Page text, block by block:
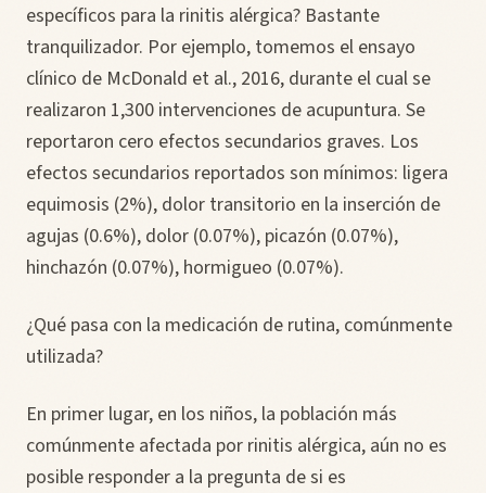
específicos para la rinitis alérgica? Bastante
tranquilizador. Por ejemplo, tomemos el ensayo
clínico de McDonald et al., 2016, durante el cual se
realizaron 1,300 intervenciones de acupuntura. Se
reportaron cero efectos secundarios graves. Los
efectos secundarios reportados son mínimos: ligera
equimosis (2%), dolor transitorio en la inserción de
agujas (0.6%), dolor (0.07%), picazón (0.07%),
hinchazón (0.07%), hormigueo (0.07%).
¿Qué pasa con la medicación de rutina, comúnmente
utilizada?
En primer lugar, en los niños, la población más
comúnmente afectada por rinitis alérgica, aún no es
posible responder a la pregunta de si es